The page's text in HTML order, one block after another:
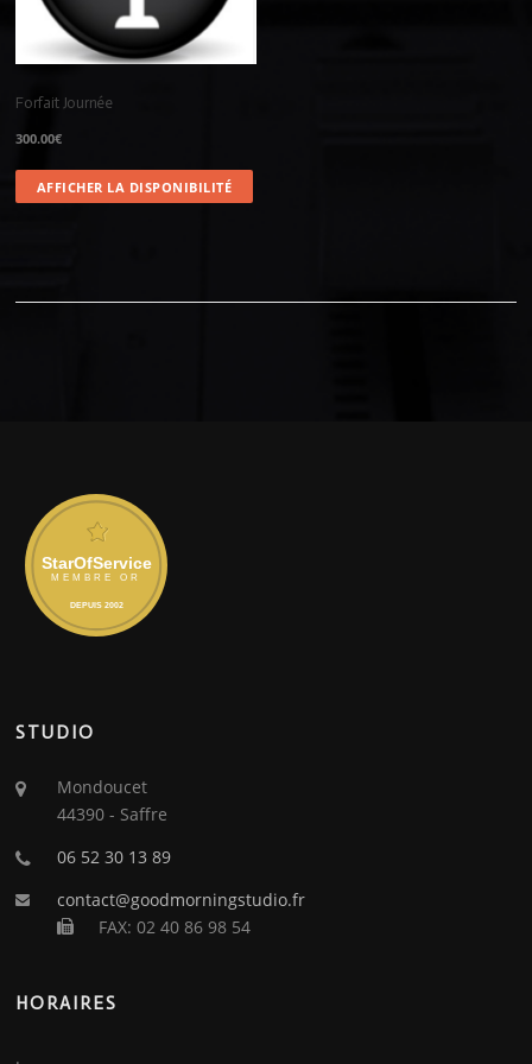
Forfait Journée
300.00€
AFFICHER LA DISPONIBILITÉ
STUDIO
Mondoucet
44390 - Saffre
06 52 30 13 89
contact@goodmorningstudio.fr
FAX: 02 40 86 98 54
HORAIRES
.